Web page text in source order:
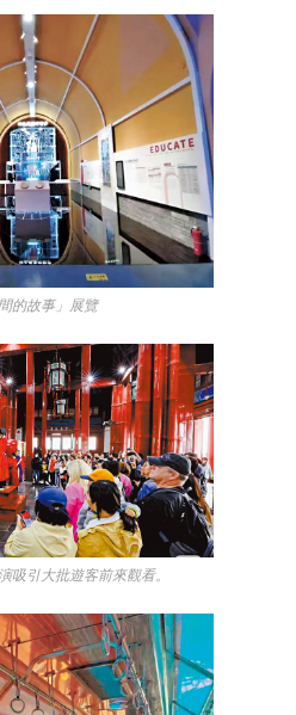
的故事」展覽
吸引大批遊客前來觀看。